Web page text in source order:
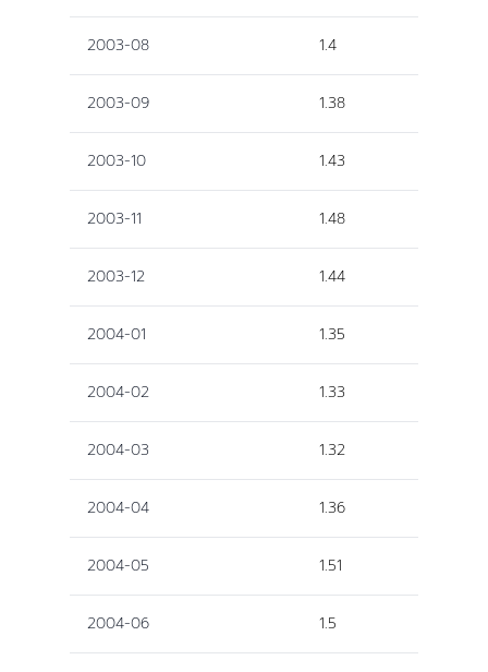
2003-08 1.4
2003-09 1.38
2003-10 1.43
2003-11 1.48
2003-12 1.44
2004-01 1.35
2004-02 1.33
2004-03 1.32
2004-04 1.36
2004-05 1.51
2004-06 1.5